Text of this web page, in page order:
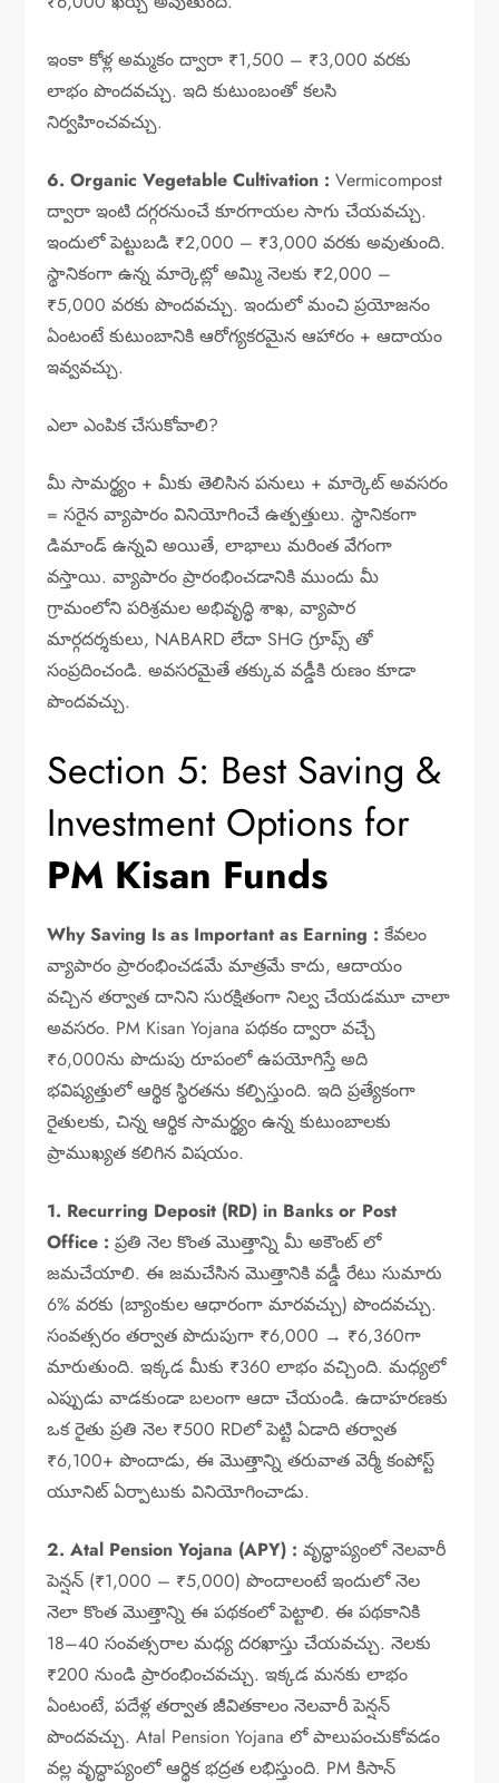
ఇంకా కోళ్ల అమ్మకం ద్వారా ₹1,500 – ₹3,000 వరకు
లాభం పొందవచ్చు. ఇది కుటుంబంతో కలసి
నిర్వహించవచ్చు.
6. Organic Vegetable Cultivation : Vermicompost
ద్వారా ఇంటి దగ్గరనుంచే కూరగాయల సాగు చేయవచ్చు.
ఇందులో పెట్టుబడి ₹2,000 – ₹3,000 వరకు అవుతుంది.
స్థానికంగా ఉన్న మార్కెట్లో అమ్మి నెలకు ₹2,000 –
₹5,000 వరకు పొందవచ్చు. ఇందులో మంచి ప్రయోజనం
ఏంటంటే కుటుంబానికి ఆరోగ్యకరమైన ఆహారం + ఆదాయం
ఇవ్వవచ్చు.
ఎలా ఎంపిక చేసుకోవాలి?
మీ సామర్థ్యం + మీకు తెలిసిన పనులు + మార్కెట్ అవసరం
= సరైన వ్యాపారం వినియోగించే ఉత్పత్తులు. స్థానికంగా
డిమాండ్ ఉన్నవి అయితే, లాభాలు మరింత వేగంగా
వస్తాయి. వ్యాపారం ప్రారంభించడానికి ముందు మీ
గ్రామంలోని పరిశ్రమల అభివృద్ధి శాఖ, వ్యాపార
మార్గదర్శకులు, NABARD లేదా SHG గ్రూప్స్ తో
సంప్రదించండి. అవసరమైతే తక్కువ వడ్డీకి రుణం కూడా
పొందవచ్చు.
Section 5: Best Saving &
Investment Options for
PM Kisan Funds
Why Saving Is as Important as Earning : కేవలం
వ్యాపారం ప్రారంభించడమే మాత్రమే కాదు, ఆదాయం
వచ్చిన తర్వాత దానిని సురక్షితంగా నిల్వ చేయడమూ చాలా
అవసరం. PM Kisan Yojana పథకం ద్వారా వచ్చే
₹6,000ను పొదుపు రూపంలో ఉపయోగిస్తే అది
భవిష్యత్తులో ఆర్థిక స్థిరతను కల్పిస్తుంది. ఇది ప్రత్యేకంగా
రైతులకు, చిన్న ఆర్థిక సామర్థ్యం ఉన్న కుటుంబాలకు
ప్రాముఖ్యత కలిగిన విషయం.
1. Recurring Deposit (RD) in Banks or Post
Office : ప్రతి నెల కొంత మొత్తాన్ని మీ అకౌంట్ లో
జమచేయాలి. ఈ జమచేసిన మొత్తానికి వడ్డీ రేటు సుమారు
6% వరకు (బ్యాంకుల ఆధారంగా మారవచ్చు) పొందవచ్చు.
సంవత్సరం తర్వాత పొదుపుగా ₹6,000 → ₹6,360గా
మారుతుంది. ఇక్కడ మీకు ₹360 లాభం వచ్చింది. మధ్యలో
ఎప్పుడు వాడకుండా బలంగా ఆదా చేయండి. ఉదాహరణకు
ఒక రైతు ప్రతి నెల ₹500 RDలో పెట్టి ఏడాది తర్వాత
₹6,100+ పొందాడు, ఈ మొత్తాన్ని తరువాత వెర్మీ కంపోస్ట్
యూనిట్ ఏర్పాటుకు వినియోగించాడు.
2. Atal Pension Yojana (APY) : వృద్ధాప్యంలో నెలవారీ
పెన్షన్ (₹1,000 – ₹5,000) పొందాలంటే ఇందులో నెల
నెలా కొంత మొత్తాన్ని ఈ పథకంలో పెట్టాలి. ఈ పథకానికి
18–40 సంవత్సరాల మధ్య దరఖాస్తు చేయవచ్చు. నెలకు
₹200 నుండి ప్రారంభించవచ్చు. ఇక్కడ మనకు లాభం
ఏంటంటే, పదేళ్ల తర్వాత జీవితకాలం నెలవారీ పెన్షన్
పొందవచ్చు. Atal Pension Yojana లో పాలుపంచుకోవడం
వల్ల వృద్ధాప్యంలో ఆర్థిక భద్రత లభిస్తుంది. PM కిసాన్